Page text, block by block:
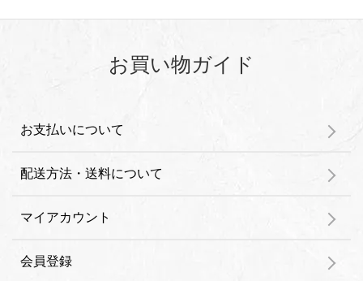
お買い物ガイド
お支払いについて
配送方法・送料について
マイアカウント
会員登録